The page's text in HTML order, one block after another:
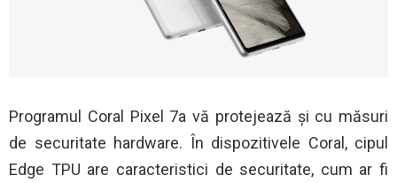
Programul Coral Pixel 7a vă protejează și cu măsuri
de securitate hardware. În dispozitivele Coral, cipul
Edge TPU are caracteristici de securitate, cum ar fi